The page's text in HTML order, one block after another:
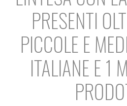
PRESENTI
PICCOLE E
ITALIANE E 1